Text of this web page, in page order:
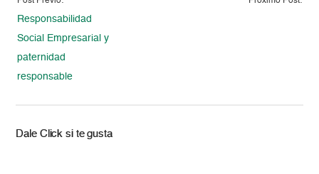
Responsabilidad
Social Empresarial y
paternidad
responsable
Dale Click si te gusta